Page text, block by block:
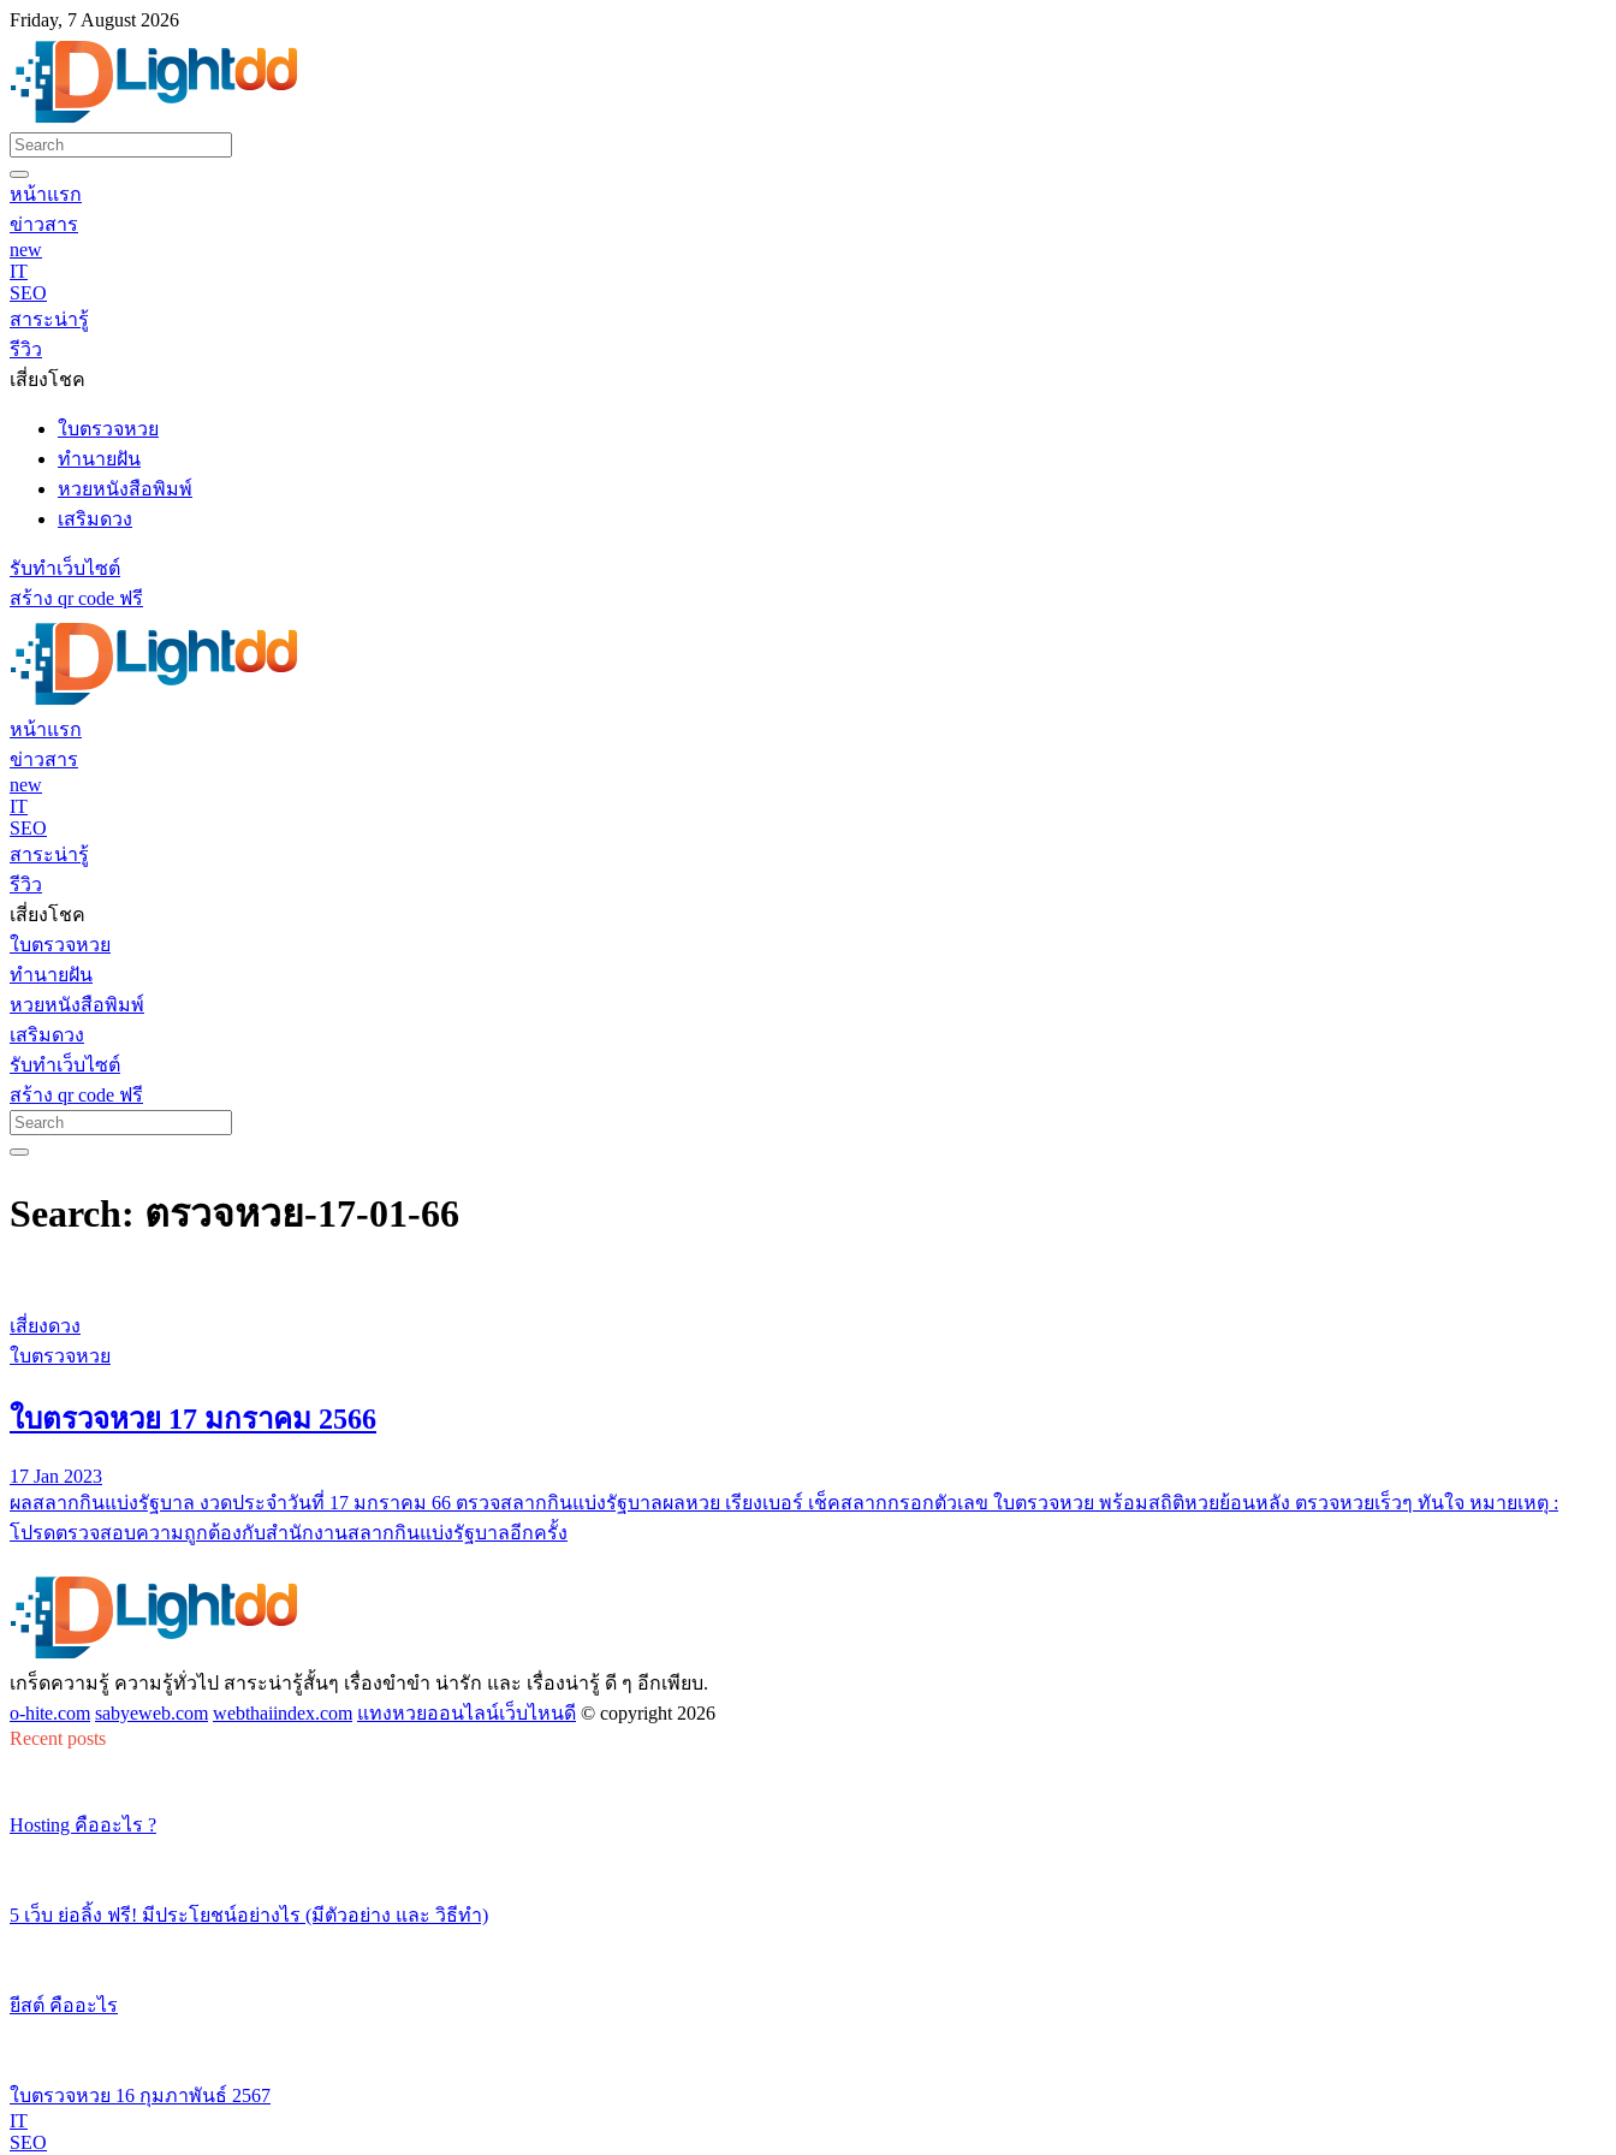
Friday, 7 August 2026
หน้าแรก
ข่าวสาร
new
IT
SEO
สาระน่ารู้
รีวิว
เสี่ยงโชค
ใบตรวจหวย
ทำนายฝัน
หวยหนังสือพิมพ์
เสริมดวง
รับทำเว็บไซต์
สร้าง qr code ฟรี
หน้าแรก
ข่าวสาร
new
IT
SEO
สาระน่ารู้
รีวิว
เสี่ยงโชค
ใบตรวจหวย
ทำนายฝัน
หวยหนังสือพิมพ์
เสริมดวง
รับทำเว็บไซต์
สร้าง qr code ฟรี
Search: ตรวจหวย-17-01-66
เสี่ยงดวง
ใบตรวจหวย
ใบตรวจหวย 17 มกราคม 2566
17 Jan 2023
ผลสลากกินแบ่งรัฐบาล งวดประจำวันที่ 17 มกราคม 66 ตรวจสลากกินแบ่งรัฐบาลผลหวย เรียงเบอร์ เช็คสลากกรอกตัวเลข ใบตรวจหวย พร้อมสถิติหวยย้อนหลัง ตรวจหวยเร็วๆ ทันใจ หมายเหตุ :
โปรดตรวจสอบความถูกต้องกับสำนักงานสลากกินแบ่งรัฐบาลอีกครั้ง
เกร็ดความรู้ ความรู้ทั่วไป สาระน่ารู้สั้นๆ เรื่องขำขำ น่ารัก และ เรื่องน่ารู้ ดี ๆ อีกเพียบ.
o-hite.com sabyeweb.com webthaiindex.com แทงหวยออนไลน์เว็บไหนดี © copyright 2026
Recent posts
Hosting คืออะไร ?
5 เว็บ ย่อลิ้ง ฟรี! มีประโยชน์อย่างไร (มีตัวอย่าง และ วิธีทำ)
ยีสต์ คืออะไร
ใบตรวจหวย 16 กุมภาพันธ์ 2567
IT
SEO